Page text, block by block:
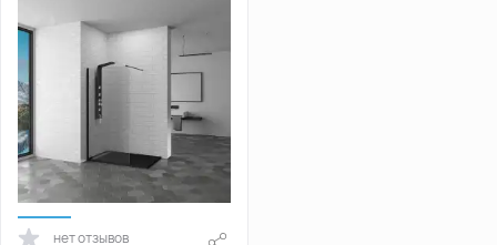
нет отзывов